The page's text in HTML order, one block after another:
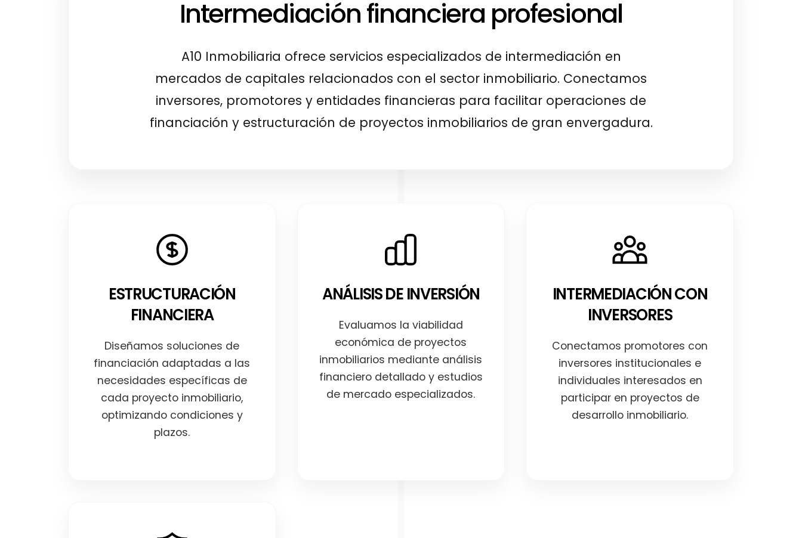
Intermediación financiera profesional
A10 Inmobiliaria ofrece servicios especializados de intermediación en
mercados de capitales relacionados con el sector inmobiliario. Conectamos
inversores, promotores y entidades financieras para facilitar operaciones de
financiación y estructuración de proyectos inmobiliarios de gran envergadura.
ESTRUCTURACIÓN
FINANCIERA
Diseñamos soluciones de
financiación adaptadas a las
necesidades específicas de
cada proyecto inmobiliario,
optimizando condiciones y
plazos.
ANÁLISIS DE INVERSIÓN
Evaluamos la viabilidad
económica de proyectos
inmobiliarios mediante análisis
financiero detallado y estudios
de mercado especializados.
INTERMEDIACIÓN CON
INVERSORES
Conectamos promotores con
inversores institucionales e
individuales interesados en
participar en proyectos de
desarrollo inmobiliario.